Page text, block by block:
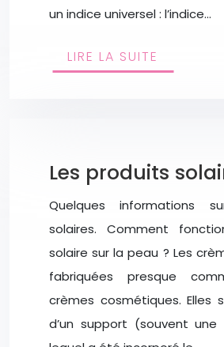
un indice universel : l’indice…
LIRE LA SUITE
Les produits
Quelques informations
solaires. Comment
solaire sur la peau ? Les
fabriquées presque
crèmes cosmétiques. Elles
d’un support (souvent une